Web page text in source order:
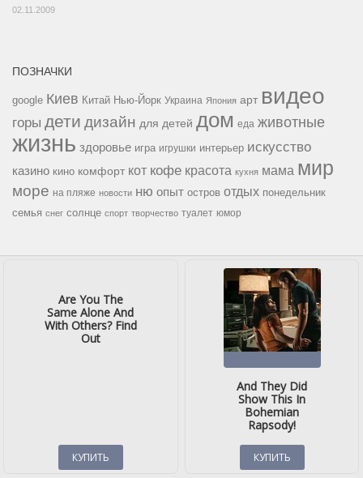
02.11.2009
ПОЗНАЧКИ
google Киев Китай Нью-Йорк Украина Япония арт видео
горы дети дизайн для детей дом еда животные
жизнь здоровье игра игрушки интерьер искусство
казино кино комфорт кот кофе красота кухня мама мир
море на пляже новости ню опыт остров отдых понедельник
семья снег солнце спорт творчество туалет юмор